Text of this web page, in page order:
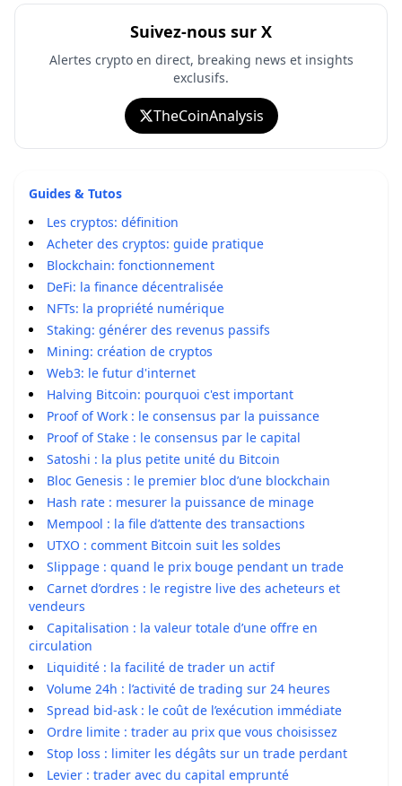
Suivez-nous sur X
Alertes crypto en direct, breaking news et insights
exclusifs.
TheCoinAnalysis
Guides & Tutos
Les cryptos: définition
Acheter des cryptos: guide pratique
Blockchain: fonctionnement
DeFi: la finance décentralisée
NFTs: la propriété numérique
Staking: générer des revenus passifs
Mining: création de cryptos
Web3: le futur d'internet
Halving Bitcoin: pourquoi c'est important
Proof of Work : le consensus par la puissance
Proof of Stake : le consensus par le capital
Satoshi : la plus petite unité du Bitcoin
Bloc Genesis : le premier bloc d’une blockchain
Hash rate : mesurer la puissance de minage
Mempool : la file d’attente des transactions
UTXO : comment Bitcoin suit les soldes
Slippage : quand le prix bouge pendant un trade
Carnet d’ordres : le registre live des acheteurs et
vendeurs
Capitalisation : la valeur totale d’une offre en
circulation
Liquidité : la facilité de trader un actif
Volume 24h : l’activité de trading sur 24 heures
Spread bid-ask : le coût de l’exécution immédiate
Ordre limite : trader au prix que vous choisissez
Stop loss : limiter les dégâts sur un trade perdant
Levier : trader avec du capital emprunté